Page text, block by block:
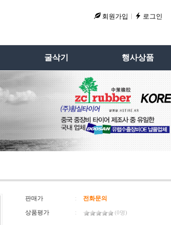
회원가입 로그인
굴삭기 행사상품
판매가 :
전화문의
상품평가
: (0명)